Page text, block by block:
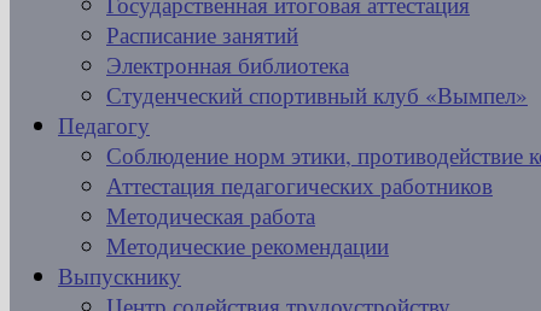
Расписание занятий
Электронная библиотека
Студенческий спортивный клуб «Вымпел»
Педагогу
Соблюдение норм этики, противодействие
Аттестация педагогических работников
Методическая работа
Методические рекомендации
Выпускнику